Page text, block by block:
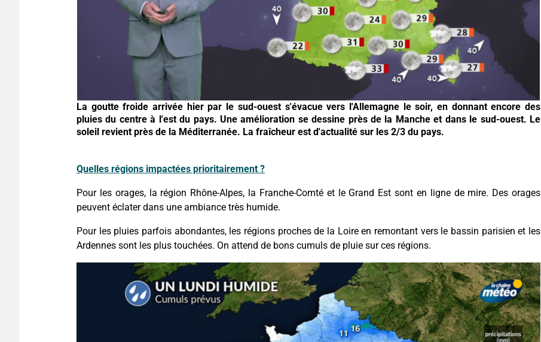
La goutte froide arrivée hier par le sud-ouest s'évacue vers l'Allemagne le soir, en donnant encore des
pluies du centre à l'est du pays. Une amélioration se dessine près de la Manche et dans le sud-ouest. Le
soleil revient près de la Méditerranée. La fraîcheur est d'actualité sur les 2/3 du pays.
Quelles régions impactées prioritairement ?
Pour les orages, la région Rhône-Alpes, la Franche-Comté et le Grand Est sont en ligne de mire. Des orages
peuvent éclater dans une ambiance très humide.
Pour les pluies parfois abondantes, les régions proches de la Loire en remontant vers le bassin parisien et les
Ardennes sont les plus touchées. On attend de bons cumuls de pluie sur ces régions.